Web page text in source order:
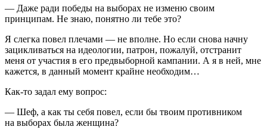
— Даже ради победы на выборах не изменю своим
принципам. Не знаю, понятно ли тебе это?
Я слегка повел плечами — не вполне. Но если снова начну
зацикливаться на идеологии, патрон, пожалуй, отстранит
меня от участия в его предвыборной кампании. А я в ней, мне
кажется, в данный момент крайне необходим…
Как-то задал ему вопрос:
— Шеф, а как ты себя повел, если бы твоим противником
на выборах была женщина?